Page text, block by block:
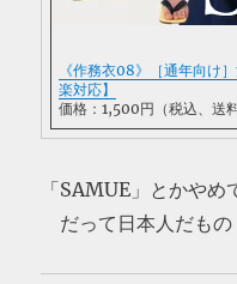
《作務衣08》［通年向け
楽対応】
価格：1,500円（税込、送料
「SAMUE」とかやめ
だって日本人だもの